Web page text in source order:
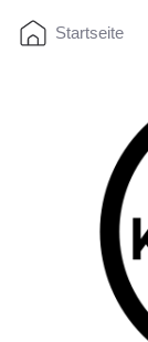
Startseite